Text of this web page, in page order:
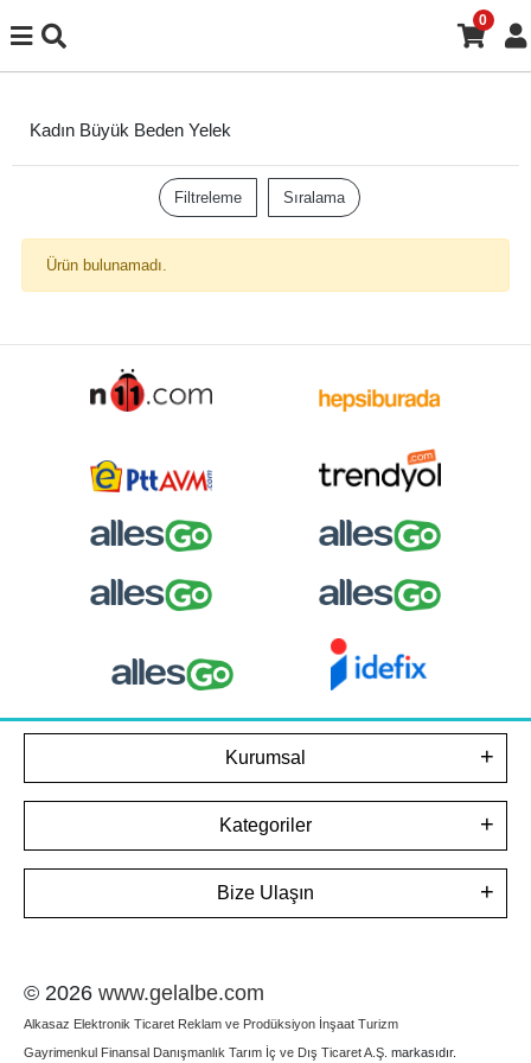
0
Kadın Büyük Beden Yelek
Filtreleme Sıralama
Ürün bulunamadı.
Kurumsal
Kategoriler
Bize Ulaşın
© 2026 www.gelalbe.com
Alkasaz Elektronik Ticaret Reklam ve Prodüksiyon İnşaat Turizm
Gayrimenkul Finansal Danışmanlık Tarım İç ve Dış Ticaret A.Ş. markasıdır.